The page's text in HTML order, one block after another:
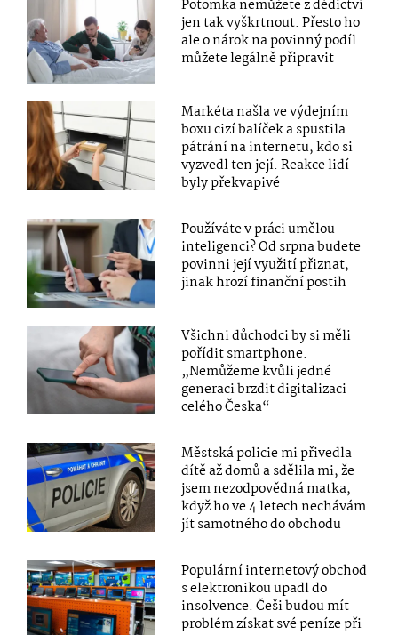
Potomka nemůžete z dědictví
jen tak vyškrtnout. Přesto ho
ale o nárok na povinný podíl
můžete legálně připravit
Markéta našla ve výdejním
boxu cizí balíček a spustila
pátrání na internetu, kdo si
vyzvedl ten její. Reakce lidí
byly překvapivé
Používáte v práci umělou
inteligenci? Od srpna budete
povinni její využití přiznat,
jinak hrozí finanční postih
Všichni důchodci by si měli
pořídit smartphone.
„Nemůžeme kvůli jedné
generaci brzdit digitalizaci
celého Česka“
Městská policie mi přivedla
dítě až domů a sdělila mi, že
jsem nezodpovědná matka,
když ho ve 4 letech nechávám
jít samotného do obchodu
Populární internetový obchod
s elektronikou upadl do
insolvence. Češi budou mít
problém získat své peníze při